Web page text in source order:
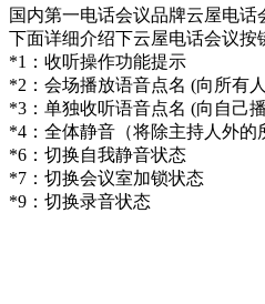
国内第一电话会议品牌云屋电话
下面详细介绍下云屋电话会议按
*1：收听操作功能提示
*2：会场播放语音点名 (向所有
*3：单独收听语音点名 (向自己
*4：全体静音（将除主持人外的
*6：切换自我静音状态
*7：切换会议室加锁状态
*9：切换录音状态